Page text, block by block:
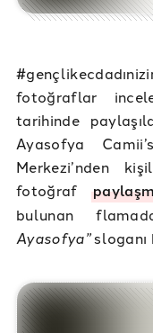
fotoğraflar
tarihinde
Ayasofya
Merkezi’nden
fotoğraf
bulunan
Ayasofya”sloganı